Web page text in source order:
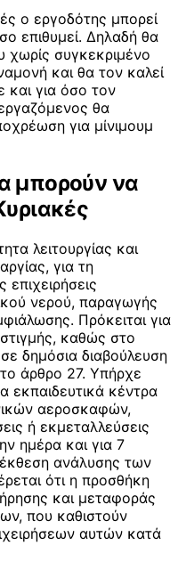
ο εργοδότης μπορεί
επιθυμεί. Δηλαδή θα
συγκεκριμένο
και θα τον καλεί
και για όσο τον
θα
για μίνιμουμ
μπορούν να
λειτουργίας και
για τη
επιχειρήσεις
νερού, παραγωγής
Πρόκειται για
καθώς στο
δημόσια διαβούλευση
άρθρο 27. Υπήρχε
εκπαιδευτικά κέντρα
αεροσκαφών,
ή εκμεταλλεύσεις
ημέρα και για 7
ανάλυσης των
ότι η προσθήκη
και μεταφοράς
που καθιστούν
αυτών κατά